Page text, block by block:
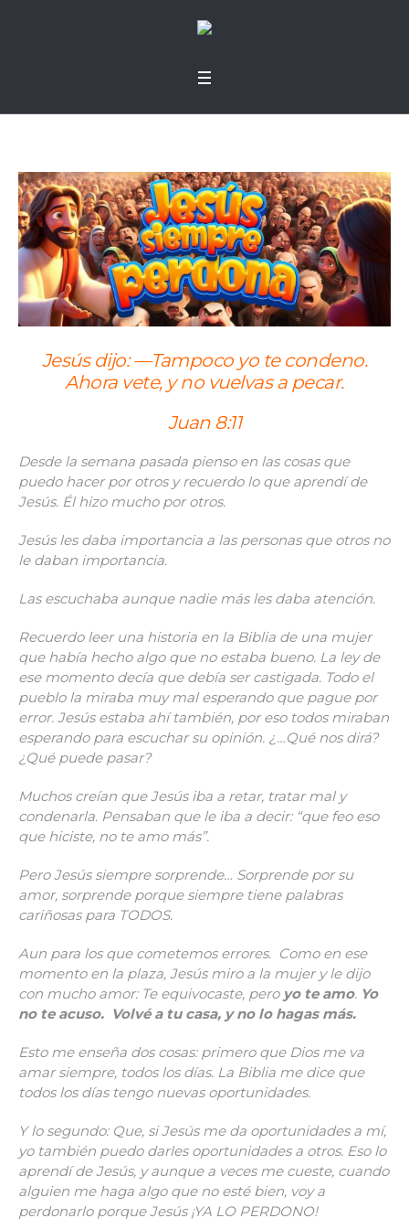
Jesús dijo: —Tampoco yo te condeno.
Ahora vete, y no vuelvas a pecar.
Juan 8:11
Desde la semana pasada pienso en las cosas que
puedo hacer por otros y recuerdo lo que aprendí de
Jesús. Él hizo mucho por otros.
Jesús les daba importancia a las personas que otros no
le daban importancia.
Las escuchaba aunque nadie más les daba atención.
Recuerdo leer una historia en la Biblia de una mujer
que había hecho algo que no estaba bueno. La ley de
ese momento decía que debía ser castigada. Todo el
pueblo la miraba muy mal esperando que pague por
error. Jesús estaba ahí también, por eso todos miraban
esperando para escuchar su opinión. ¿…Qué nos dirá?
¿Qué puede pasar?
Muchos creían que Jesús iba a retar, tratar mal y
condenarla. Pensaban que le iba a decir: “que feo eso
que hiciste, no te amo más”.
Pero Jesús siempre sorprende… Sorprende por su
amor, sorprende porque siempre tiene palabras
cariñosas para TODOS.
Aun para los que cometemos errores. Como en ese
momento en la plaza, Jesús miro a la mujer y le dijo
con mucho amor: Te equivocaste, pero yo te amo. Yo
no te acuso. Volvé a tu casa, y no lo hagas más.
Esto me enseña dos cosas: primero que Dios me va
amar siempre, todos los días. La Biblia me dice que
todos los días tengo nuevas oportunidades.
Y lo segundo: Que, si Jesús me da oportunidades a mí,
yo también puedo darles oportunidades a otros. Eso lo
aprendí de Jesús, y aunque a veces me cueste, cuando
alguien me haga algo que no esté bien, voy a
perdonarlo porque Jesús ¡YA LO PERDONO!